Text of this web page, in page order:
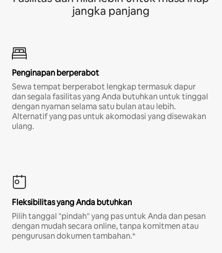
jangka panjang
Penginapan berperabot
Sewa tempat berperabot lengkap termasuk dapur
dan segala fasilitas yang Anda butuhkan untuk tinggal
dengan nyaman selama satu bulan atau lebih.
Alternatif yang pas untuk akomodasi yang disewakan
ulang.
Fleksibilitas yang Anda butuhkan
Pilih tanggal "pindah" yang pas untuk Anda dan pesan
dengan mudah secara online, tanpa komitmen atau
pengurusan dokumen tambahan.*